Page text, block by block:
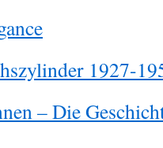
1927-
– Die